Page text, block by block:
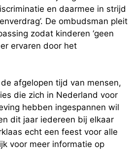
en daarmee in strijd
De ombudsman pleit
zodat kinderen ‘geen
ervaren door het
afgelopen tijd van mensen,
die zich in Nederland voor
hebben ingespannen wil
dit jaar iedereen bij elkaar
echt een feest voor alle
voor meer informatie op